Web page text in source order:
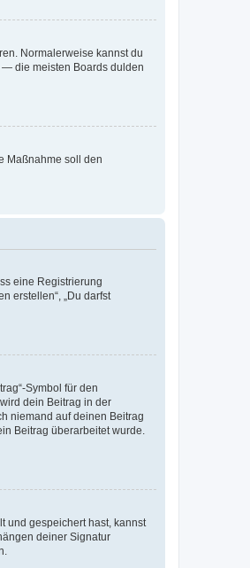
Normalerweise kannst du
— die meisten Boards dulden
Maßnahme soll den
eine Registrierung
erstellen“, „Du darfst
Symbol für den
dein Beitrag in der
niemand auf deinen Beitrag
Beitrag überarbeitet wurde.
und gespeichert hast, kannst
deiner Signatur